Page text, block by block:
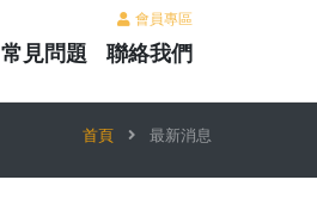
會員專區
常見問題 聯絡我們
首頁 最新消息